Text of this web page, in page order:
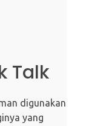
Talk
digunakan
yang